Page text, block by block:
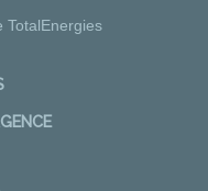
TotalEnergies